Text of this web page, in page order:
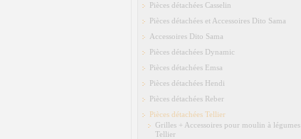
Pièces détachées Casselin
Pièces détachées et Accessoires Dito Sama
Accessoires Dito Sama
Pièces détachées Dynamic
Pièces détachées Emsa
Pièces détachées Hendi
Pièces détachées Reber
Pièces détachées Tellier
Grilles + Accessoires pour moulin à légumes
Tellier